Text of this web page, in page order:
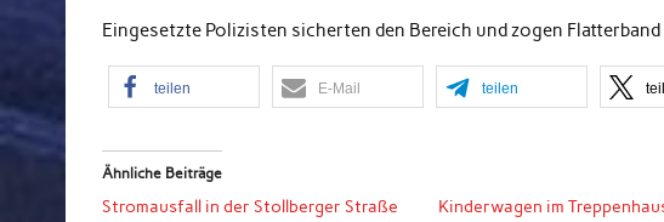
Eingesetzte Polizisten sicherten den Bereich und zogen
teilen E-Mail teilen
Ähnliche Beiträge
Stromausfall in der Stollberger Straße
Kinderwagen im